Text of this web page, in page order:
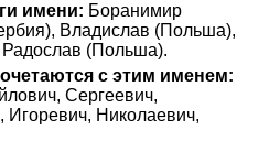
имени: Боранимир
Владислав (Польша),
(Польша).
с этим именем:
Сергеевич,
Николаевич,